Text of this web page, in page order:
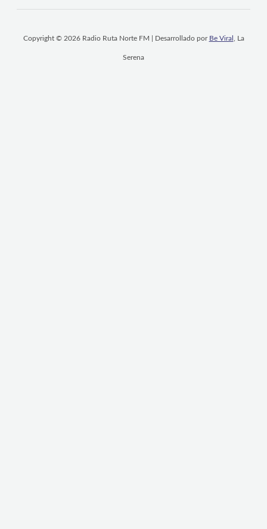
Copyright © 2026 Radio Ruta Norte FM | Desarrollado por Be Viral , La
Serena